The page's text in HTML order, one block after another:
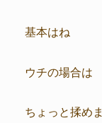
基本はね
ウチの場合は
ちょっと揉め